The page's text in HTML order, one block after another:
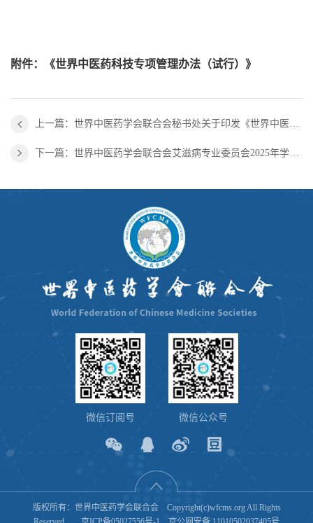
附件： 《世界中医药科技专项管理办法（试行）》
微信订阅号 微信公众号
版权所有：世界中医药学会联合会 Copyright(c)wfcms.org All Rights